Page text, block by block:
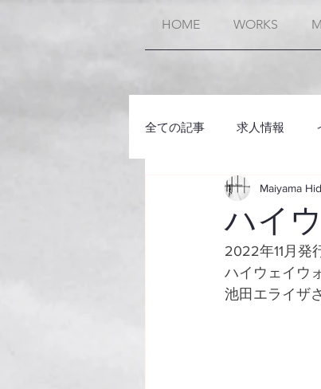
HOME WORKS
全ての記事 求人情報
ハイ
Maiyama
2022年11月
ハイウェイウ
池田エライザ